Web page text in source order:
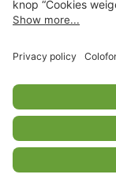
In
** Alle prijsopgaven
ᵃ Bij